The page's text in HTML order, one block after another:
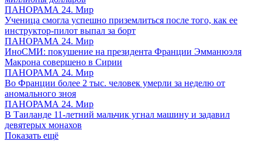
ПАНОРАМА 24. Мир
Ученица смогла успешно приземлиться после того, как ее
инструктор-пилот выпал за борт
ПАНОРАМА 24. Мир
ИноСМИ: покушение на президента Франции Эмманюэля
Макрона совершено в Сирии
ПАНОРАМА 24. Мир
Во Франции более 2 тыс. человек умерли за неделю от
аномального зноя
ПАНОРАМА 24. Мир
В Таиланде 11-летний мальчик угнал машину и задавил
девятерых монахов
Показать ещё